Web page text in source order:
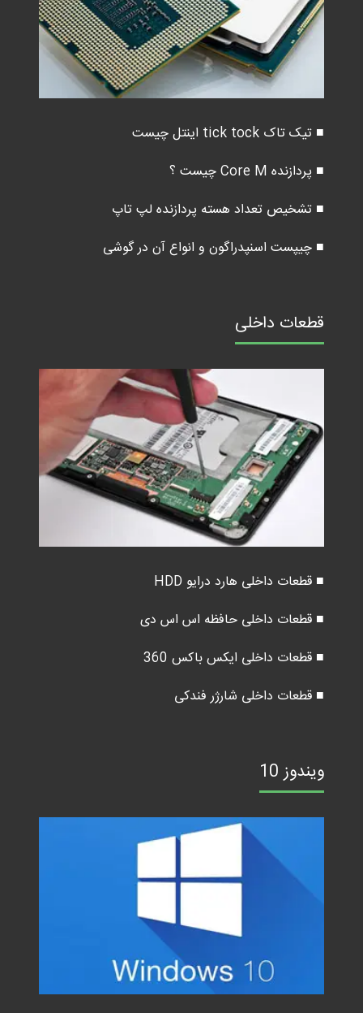
■ تیک تاک tick tock اینتل چیست
■ پردازنده Core M چیست ؟
■ تشخیص تعداد هسته پردازنده لپ تاپ
■ چیپست اسنپدراگون و انواع آن در گوشی
قطعات داخلی
■ قطعات داخلی هارد درایو HDD
■ قطعات داخلی حافظه اس اس دی
■ قطعات داخلی ایکس باکس 360
■ قطعات داخلی شارژر فندکی
ویندوز 10